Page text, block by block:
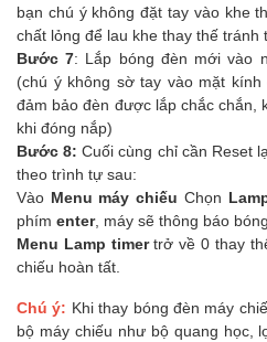
bạn chú ý không đặt tay vào khe
chất lỏng để lau khe thay thế tránh
Bước 7: Lắp bóng đèn mới vào
(chú ý không sờ tay vào mặt kính
đảm bảo đèn được lắp chắc chắn,
khi đóng nắp)
Bước 8:Cuối cùng chỉ cần Reset
theo trình tự sau:
Vào Menu máy chiếu Chọn
phím enter, máy sẽ thông báo
Menu Lamp timertrở về 0 thay
chiếu hoàn tất.
Chú ý: Khi thay bóng đèn máy
bộ máy chiếu như bộ quang học,